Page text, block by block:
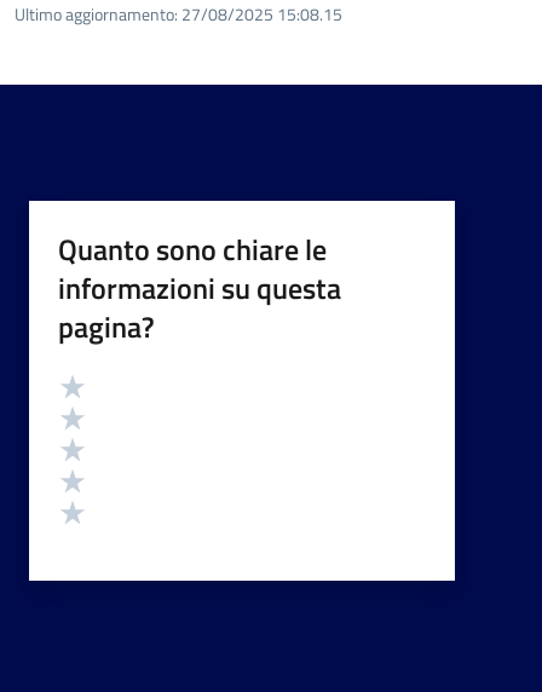
Ultimo aggiornamento: 27/08/2025 15:08.15
Quanto sono chiare le
informazioni su questa
pagina?
Valutazione